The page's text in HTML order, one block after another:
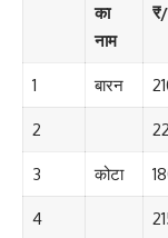
का
नाम
1 बारन
2
3 कोटा
4